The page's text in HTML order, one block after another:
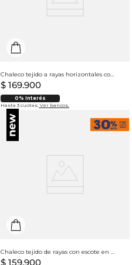
Chaleco tejido a rayas horizontales con textura para mujer
$ 169.900
0% Interés
Hasta 3 cuotas. Ver bancos.
Chaleco tejido de rayas con escote en V para mujer
$ 159.900